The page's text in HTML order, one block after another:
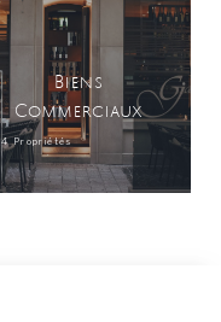
Biens
Commerciaux
4 Propriétés